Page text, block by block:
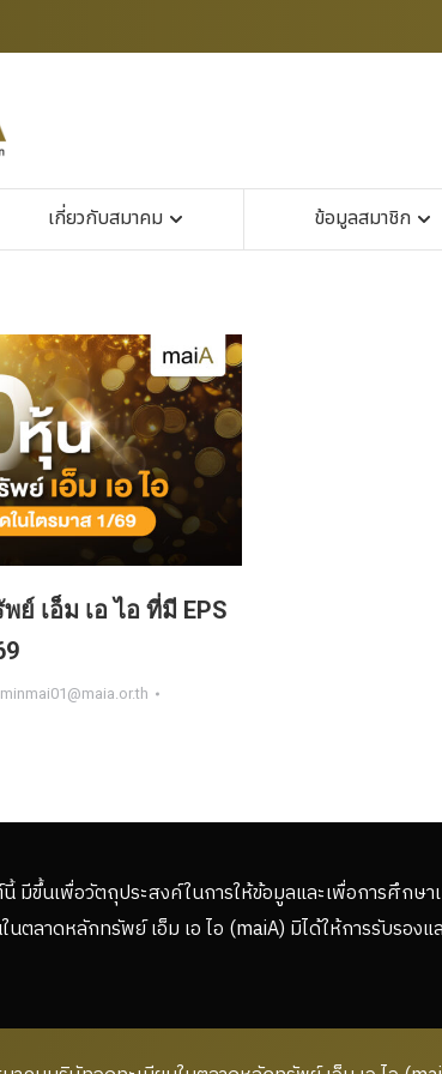
เกี่ยวกับสมาคม ข้อมูลสมาชิก
เอ็ม เอ ไอ ที่มี EPS
มีขึ้นเพื่อวัตถุประสงค์ในการให้ข้อมูลและเพื่อการศึกษา
ตลาดหลักทรัพย์ เอ็ม เอ ไอ (maiA) มิได้ให้การรับรอง